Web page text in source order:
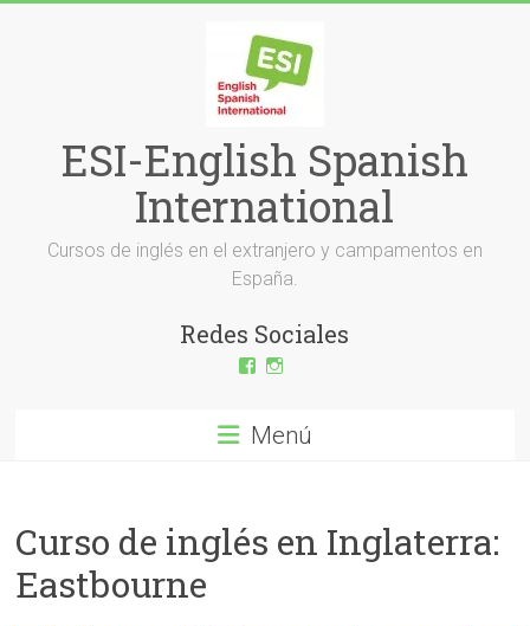
ESI-English Spanish
International
Cursos de inglés en el extranjero y campamentos en
España.
Redes Sociales
Ver
English-
Facebook
Ver
en
Menú
Curso de inglés en Inglaterra:
Eastbourne